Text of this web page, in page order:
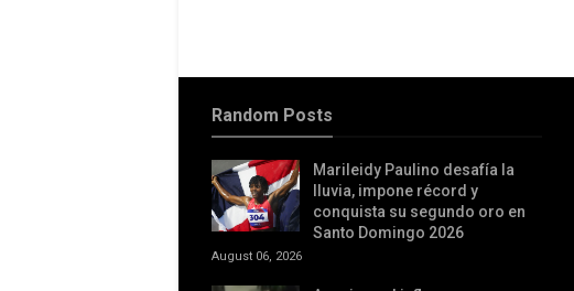
Random Posts
Marileidy Paulino desafía la
lluvia, impone récord y
conquista su segundo oro en
Santo Domingo 2026
August 06, 2026